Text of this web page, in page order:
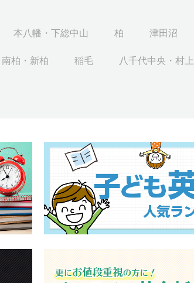
本八幡・下総中山 柏 津田沼
南柏・新柏 稲毛 八千代中央・村上